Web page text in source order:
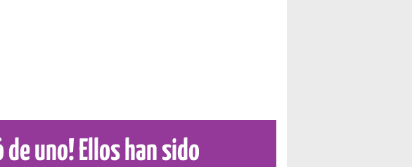
de uno! Ellos han sido